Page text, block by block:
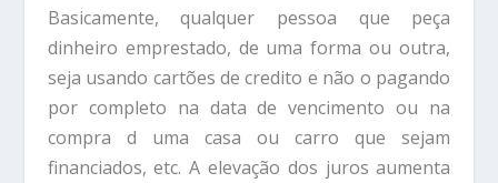
Basicamente, qualquer pessoa que peça
dinheiro emprestado, de uma forma ou outra,
seja usando cartões de credito e não o pagando
por completo na data de vencimento ou na
compra d uma casa ou carro que sejam
financiados, etc. A elevação dos juros aumenta